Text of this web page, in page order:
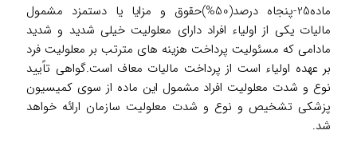
ماده25-پنجاه درصد(50%)حقوق و مزایا یا دستمزد مشمول
مالیات یکی از اولیاء افراد دارای معلولیت خیلی شدید و شدید
مادامی که مسئولیت پرداخت هزینه های مترتب بر معلولیت فرد
بر عهده اولیاء است از پرداخت مالیات معاف است.گواهی تاًیید
نوع و شدت معلولیت افراد مشمول این ماده از سوی کمیسیون
پزشکی تشخیص و نوع و شدت معلولیت سازمان ارائه خواهد
شد.